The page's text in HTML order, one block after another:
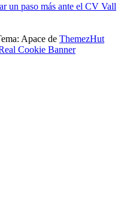
un paso más ante el CV Vall
Apace de ThemezHut
Cookie Banner